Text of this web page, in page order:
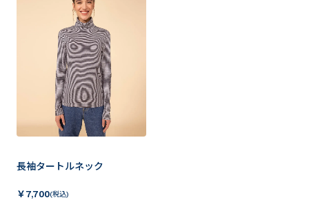
長袖タートルネック
￥ 7,700(税込)